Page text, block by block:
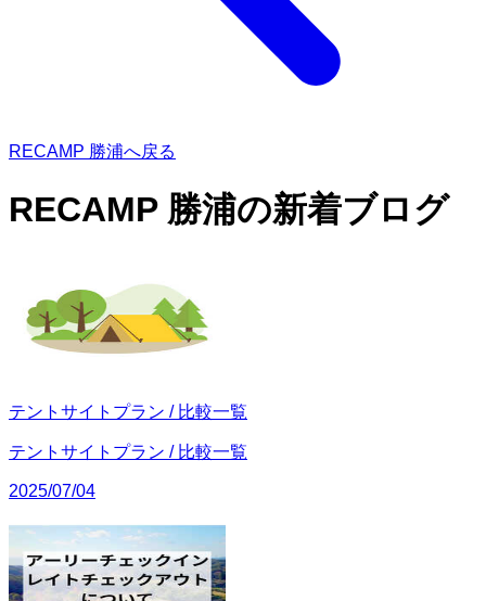
RECAMP 勝浦へ戻る
RECAMP 勝浦の新着ブログ
テントサイトプラン / 比較一覧
テントサイトプラン / 比較一覧
2025/07/04